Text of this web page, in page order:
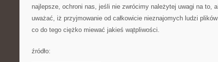
najlepsze, ochroni nas, jeśli nie zwrócimy należytej uwagi na to,
uważać, iż przyjmowanie od całkowicie nieznajomych ludzi
co do tego ciężko miewać jakieś wątpliwości.
źródło: